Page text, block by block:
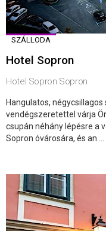
SZÁLLODA
Hotel Sopron
Hotel Sopron Sopron
Hangulatos,
vendégszeretettel várja
csupán néhány lépésre a
Sopron óvárosára, és an ...